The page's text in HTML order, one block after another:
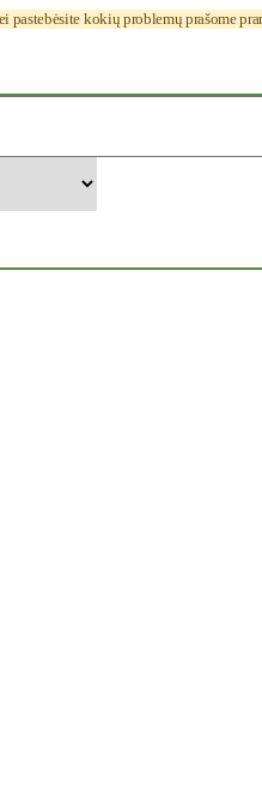
pastebėsite kokių problemų prašome